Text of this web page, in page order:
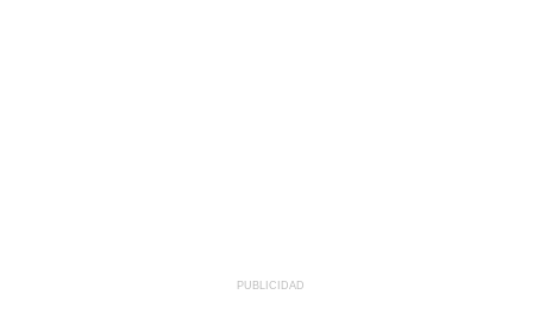
PUBLICIDAD